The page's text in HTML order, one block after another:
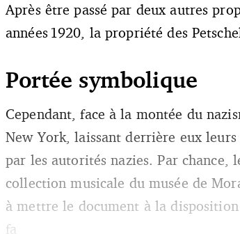
Après être passé par deux autres
années 1920, la propriété des
Portée symbolique
Cependant, face à la montée du
New York, laissant derrière eux
par les autorités nazies. Par chance,
collection musicale du musée de
à mettre le document à la
fa